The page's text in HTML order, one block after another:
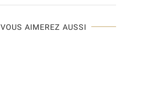
VOUS AIMEREZ AUSSI